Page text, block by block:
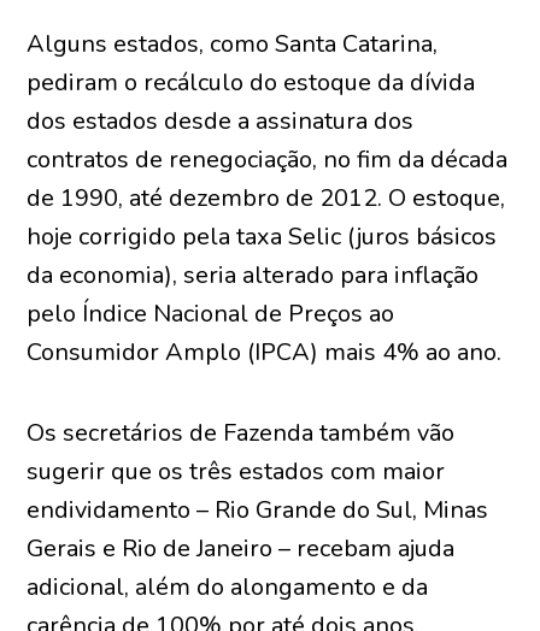
Alguns estados, como Santa Catarina,
pediram o recálculo do estoque da dívida
dos estados desde a assinatura dos
contratos de renegociação, no fim da década
de 1990, até dezembro de 2012. O estoque,
hoje corrigido pela taxa Selic (juros básicos
da economia), seria alterado para inflação
pelo Índice Nacional de Preços ao
Consumidor Amplo (IPCA) mais 4% ao ano.
Os secretários de Fazenda também vão
sugerir que os três estados com maior
endividamento – Rio Grande do Sul, Minas
Gerais e Rio de Janeiro – recebam ajuda
adicional, além do alongamento e da